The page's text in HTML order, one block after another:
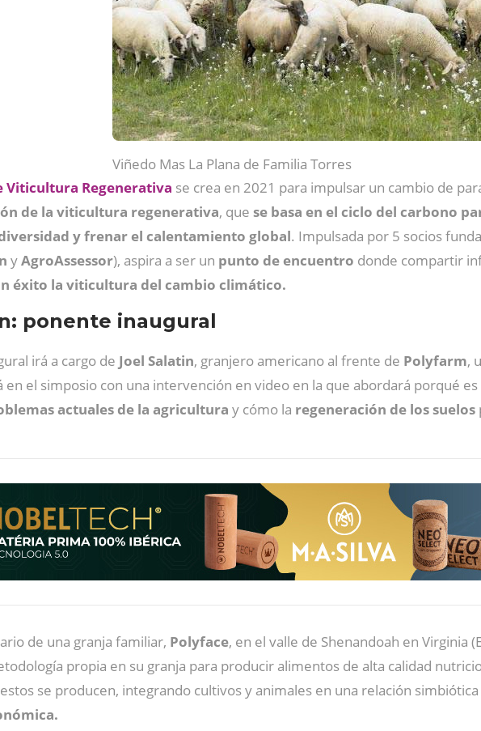
Viñedo Mas La Plana de Familia Torres
Viticultura Regenerativa se crea en 2021 para impulsar un cambio de
de la viticultura regenerativa, que se basa en el ciclo del carbono
y frenar el calentamiento global. Impulsada por 5 socios
yAgroAssessor), aspira a ser un punto de encuentro donde compartir
éxito la viticultura del cambio climático.
ponente inaugural
irá a cargo de Joel Salatin, granjero americano al frente de Polyfarm,
en el simposio con una intervención en video en la que abordará porqué
actuales de la agricultura y cómo la regeneración de los suelos
de una granja familiar, Polyface, en el valle de Shenandoah en Virginia
propia en su granja para producir alimentos de alta calidad
se producen, integrando cultivos y animales en una relación